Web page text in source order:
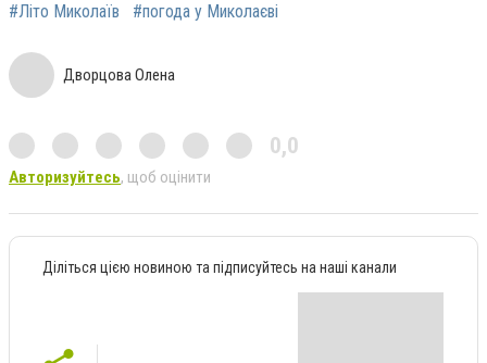
#Літо Миколаїв #погода у Миколаєві
Дворцова Олена
0,0
Авторизуйтесь, щоб оцінити
Діліться цією новиною та підписуйтесь на наші канали